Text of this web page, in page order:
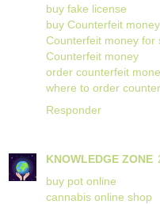
buy fake license
buy Counterfeit
Counterfeit money for
Counterfeit money
order counterfeit
where to order
Responder
KNOWLEDGE ZONE
buy pot online
cannabis online shop